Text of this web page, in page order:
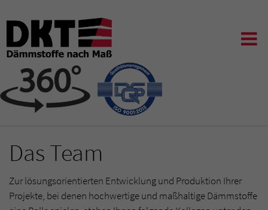
Das Team
Zur lösungsorientierten Entwicklung und Produktion Ihrer
Projekte, bei denen hochwertige und maßhaltige Dämmstoffe